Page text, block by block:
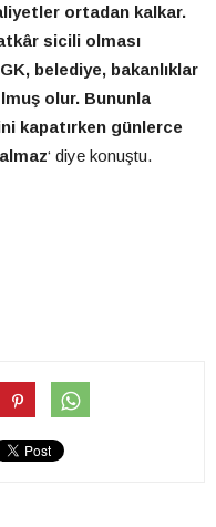
ortadan kalkar.
sicili olması
belediye, bakanlıklar
olur. Bununla
kapatırken günlerce
‘ diye konuştu.